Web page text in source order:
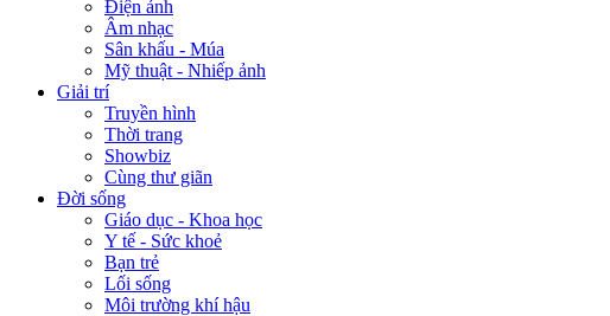
Điện ảnh
Âm nhạc
Sân khấu - Múa
Mỹ thuật - Nhiếp ảnh
Giải trí
Truyền hình
Thời trang
Showbiz
Cùng thư giãn
Đời sống
Giáo dục - Khoa học
Y tế - Sức khoẻ
Bạn trẻ
Lối sống
Môi trường khí hậu